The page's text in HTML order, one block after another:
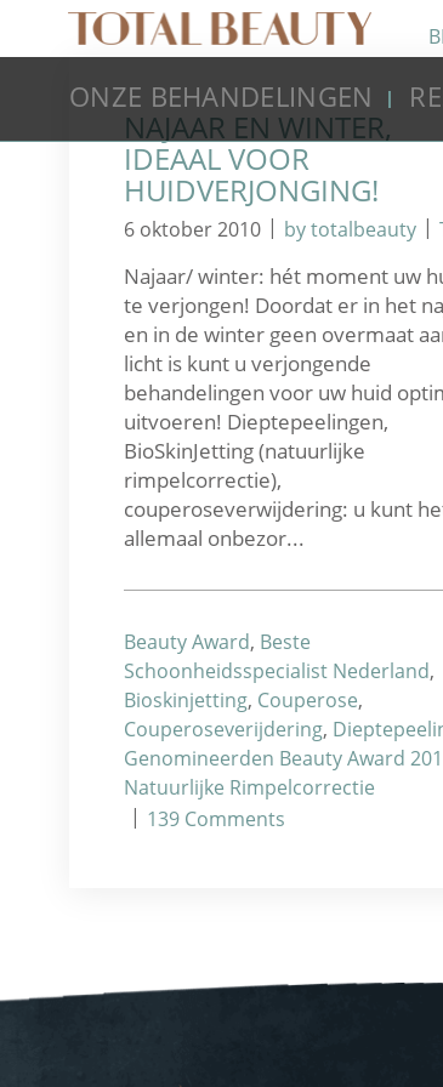
ONZE BEHANDELINGEN
NAJAAR EN WINTER,
IDEAAL VOOR
HUIDVERJONGING!
6 oktober 2010 | by totalbeauty |
Najaar/ winter: hét moment uw
te verjongen! Doordat er in het
en in de winter geen overmaat
licht is kunt u verjongende
behandelingen voor uw huid
uitvoeren! Dieptepeelingen,
BioSkinJetting (natuurlijke
rimpelcorrectie),
couperoseverwijdering: u kunt
allemaal onbezor...
Beauty Award, Beste
Schoonheidsspecialist Nederland,
Bioskinjetting, Couperose,
Couperoseverijdering,
Genomineerden Beauty Award
Natuurlijke Rimpelcorrectie
| 139 Comments